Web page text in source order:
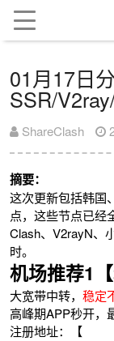
01月17日
SSR/
ShareClash
摘要：
这次更新包括韩国
点，这些节点已经
Clash、V2rayN、
时。
机场推荐1【
大宽带中转，稳定
高峰期APP秒开，
注册地址：【